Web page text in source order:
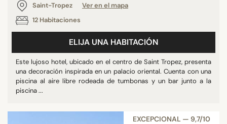
Saint-Tropez
Ver en el mapa
12 Habitaciones
ELIJA UNA HABITACIÓN
Este lujoso hotel, ubicado en el centro de Saint Tropez, presenta
una decoración inspirada en un palacio oriental. Cuenta con una
piscina al aire libre rodeada de tumbonas y un bar junto a la
piscina ...
EXCEPCIONAL — 9,7/10